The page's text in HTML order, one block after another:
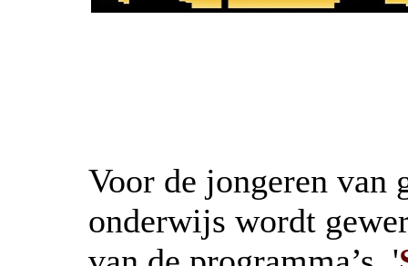
Voor de jongeren van
onderwijs wordt